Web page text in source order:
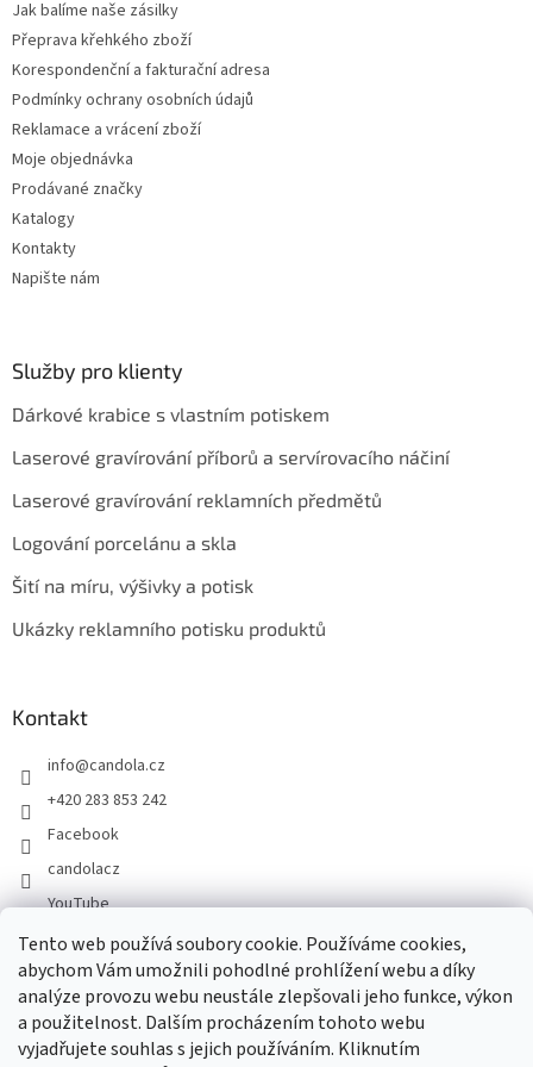
Tento web používá soubory cookie. Používáme cookies,
abychom Vám umožnili pohodlné prohlížení webu a díky
analýze provozu webu neustále zlepšovali jeho funkce, výkon
a použitelnost. Dalším procházením tohoto webu
vyjadřujete souhlas s jejich používáním. Kliknutím
ý
Jak balíme naše zásilky
Přeprava křehkého zboží
Korespondenční a fakturační adresa
Podmínky ochrany osobních údajů
Reklamace a vrácení zboží
Moje objednávka
Prodávané značky
Katalogy
Kontakty
Napište nám
Služby pro klienty
Dárkové krabice s vlastním potiskem
Laserové gravírování příborů a servírovacího náčiní
Laserové gravírování reklamních předmětů
Logování porcelánu a skla
Šití na míru, výšivky a potisk
Ukázky reklamního potisku produktů
Kontakt
info@candola.cz
+420 283 853 242
Facebook
candolacz
YouTube
Přijímáme online platby